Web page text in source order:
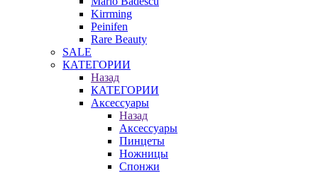
Kirrming
Peinifen
Rare Beauty
SALE
КАТЕГОРИИ
Назад
КАТЕГОРИИ
Аксессуары
Назад
Аксессуары
Пинцеты
Ножницы
Спонжи